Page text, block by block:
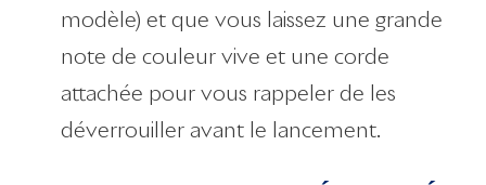
modèle) et que vous laissez une grande
note de couleur vive et une corde
attachée pour vous rappeler de les
déverrouiller avant le lancement.